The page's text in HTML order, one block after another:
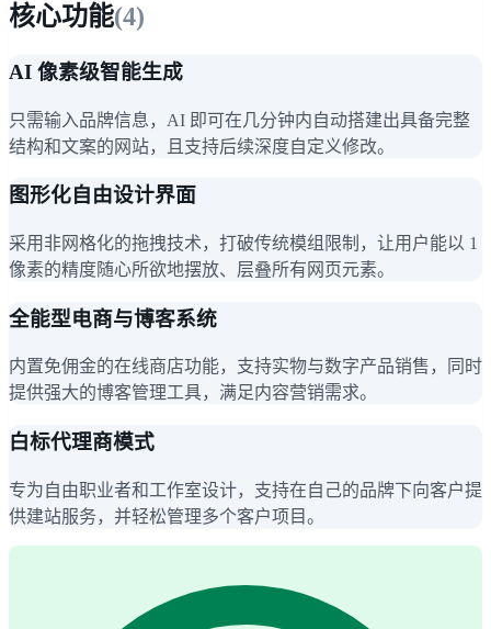
核心功能(4)
AI 像素级智能生成
只需输入品牌信息，AI 即可在几分钟内自动搭建出具备完整
结构和文案的网站，且支持后续深度自定义修改。
图形化自由设计界面
采用非网格化的拖拽技术，打破传统模组限制，让用户能以 1
像素的精度随心所欲地摆放、层叠所有网页元素。
全能型电商与博客系统
内置免佣金的在线商店功能，支持实物与数字产品销售，同时
提供强大的博客管理工具，满足内容营销需求。
白标代理商模式
专为自由职业者和工作室设计，支持在自己的品牌下向客户提
供建站服务，并轻松管理多个客户项目。